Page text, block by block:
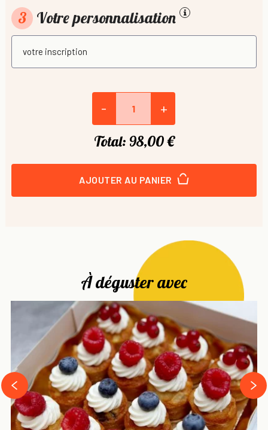
3 Votre personnalisation
- +
Total: 98,00 €
AJOUTER AU PANIER
À déguster avec
prev
next